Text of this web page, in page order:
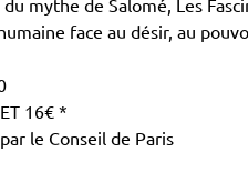
mythe de Salomé, Les
face au désir, au
16€ *
le Conseil de Paris